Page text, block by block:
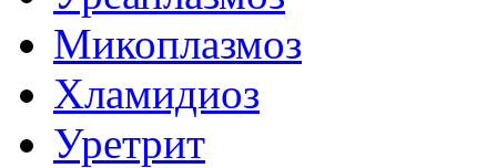
Микоплазмоз
Хламидиоз
Уретрит